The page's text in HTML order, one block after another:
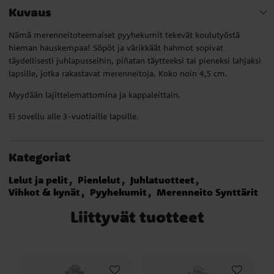
Kuvaus
Nämä merenneitoteemaiset pyyhekumit tekevät koulutyöstä
hieman hauskempaa! Söpöt ja värikkäät hahmot sopivat
täydellisesti juhlapusseihin, piñatan täytteeksi tai pieneksi lahjaksi
lapsille, jotka rakastavat merenneitoja. Koko noin 4,5 cm.
Myydään lajittelemattomina ja kappaleittain.
Ei sovellu alle 3-vuotiaille lapsille.
Kategoriat
Lelut ja pelit Pienlelut
Juhlatuotteet
Vihkot & kynät
Pyyhekumit Merenneito Synttärit
Liittyvät tuotteet